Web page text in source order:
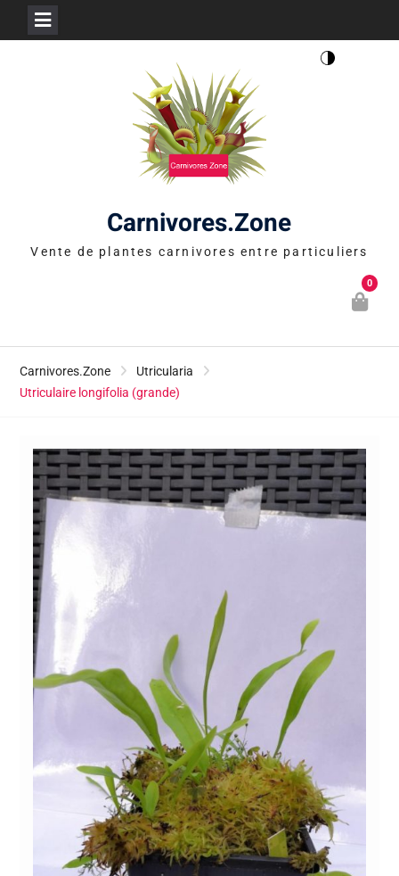
Carnivores.Zone
Vente de plantes carnivores entre particuliers
0
Carnivores.Zone
Utricularia
Utriculaire longifolia (grande)